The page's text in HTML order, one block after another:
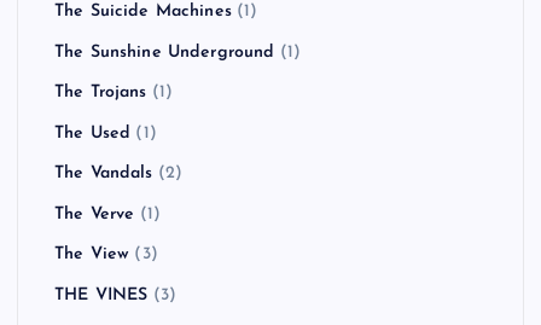
The Suicide Machines(1)
The Sunshine Underground (1)
The Trojans (1)
The Used (1)
The Vandals (2)
The Verve (1)
The View (3)
THE VINES (3)